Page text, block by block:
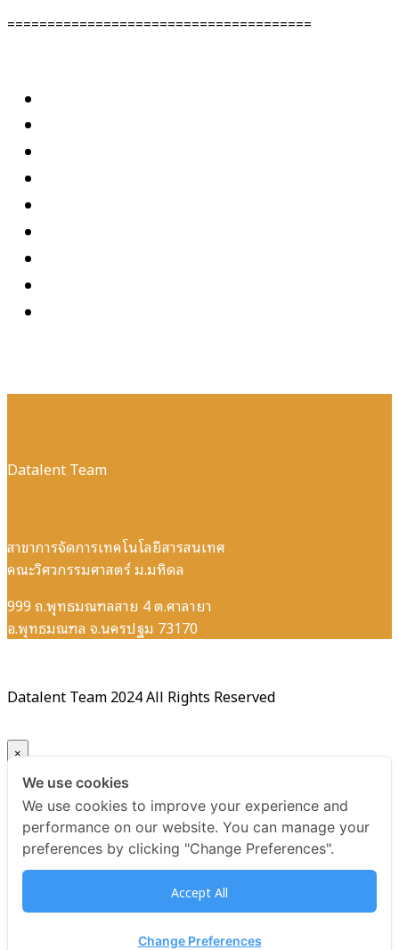
======================================
Datalent Team
สาขาการจัดการเทคโนโลยีสารสนเทศ
คณะวิศวกรรมศาสตร์ ม.มหิดล
999 ถ.พุทธมณฑลสาย 4 ต.ศาลายา
อ.พุทธมณฑล จ.นครปฐม 73170
Datalent Team 2024 All Rights Reserved
×
Your ticket for the: Certificate Data Management
Foundations รุ่นที่ 6
Title
Certificate Data Management Foundations รุ่นที่ 6
We use cookies
We use cookies to improve your experience and
performance on our website. You can manage your
preferences by clicking "Change Preferences".
Accept All
Change Preferences